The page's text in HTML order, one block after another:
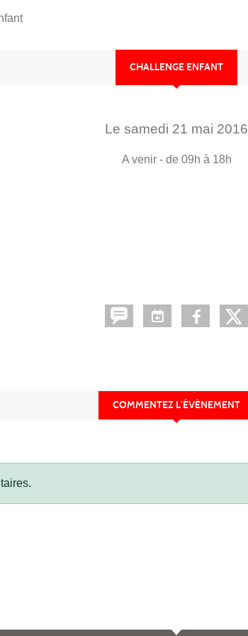
CHALLENGE ENFANT
Le samedi 21 mai 2016
A venir - de 09h à 18h
COMMENTEZ L’ÉVÈNEMENT